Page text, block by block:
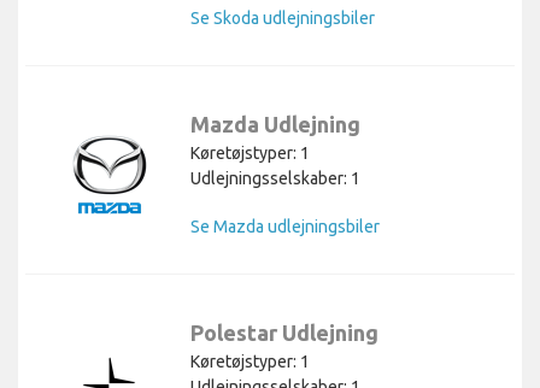
Se Skoda udlejningsbiler
Mazda Udlejning
Køretøjstyper: 1
Udlejningsselskaber: 1
Se Mazda udlejningsbiler
Polestar Udlejning
Køretøjstyper: 1